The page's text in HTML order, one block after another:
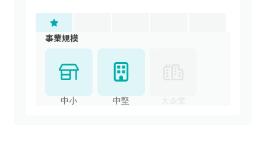
事業規模
中小 中堅 大企業